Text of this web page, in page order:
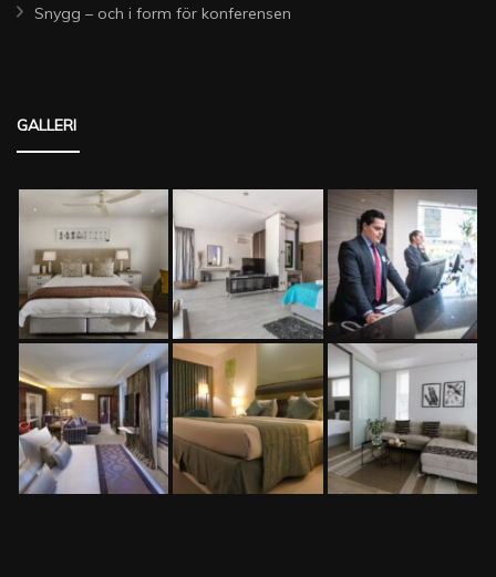
Snygg – och i form för konferensen
GALLERI